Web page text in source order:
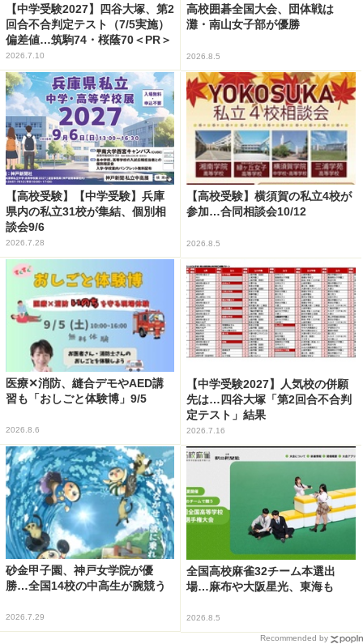
【中学受験2027】四谷大塚、第2
回合不合判定テスト（7/5実施）
偏差値…筑駒74・桜蔭70＜PR＞
2026.7.10
高校囲碁全国大会、団体戦は
灘・南山女子部が優勝
2026.8.5
【高校受験】【中学受験】兵庫
県内の私立31校が集結、個別相
談会9/6
2026.7.28
【高校受験】横須賀の私立4校が
参加…合同相談会10/12
2026.8.5
医療✕消防、縫合デモやAED講
習も「おしごと体験博」9/5
2026.8.6
【中学受験2027】人気校の併願
先は…四谷大塚「第2回合不合判
定テスト」結果
2026.7.16
砂金甲子園、神戸女学院が優
勝…全国14校の中高生が腕競う
2026.7.29
全国高校麻雀32チーム本選出
場…麻布や大阪星光、東海も
2026.8.5
Recommended by